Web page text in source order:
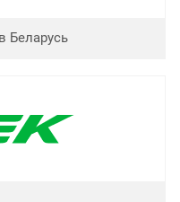
Беларусь